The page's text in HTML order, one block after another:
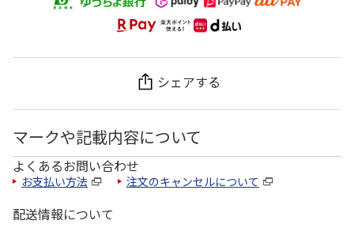
シェアする
マークや記載内容について
よくあるお問い合わせ
お支払い方法 注文のキャンセルについて
配送情報について